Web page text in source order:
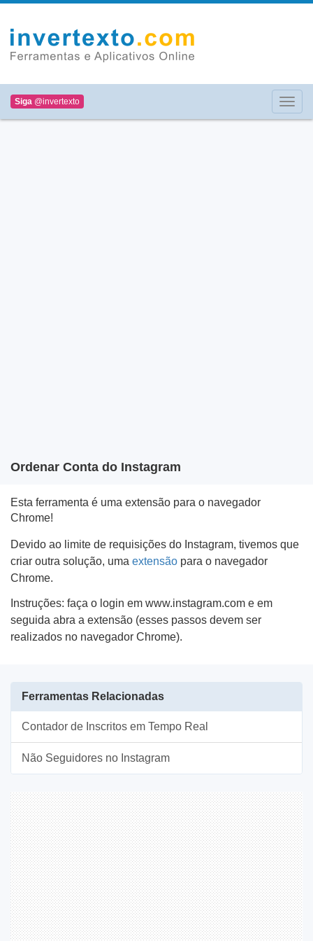
Siga @invertexto
Ordenar Conta do Instagram
Esta ferramenta é uma extensão para o navegador
Chrome!
Devido ao limite de requisições do Instagram, tivemos que
criar outra solução, uma extensão para o navegador
Chrome.
Instruções: faça o login em www.instagram.com e em
seguida abra a extensão (esses passos devem ser
realizados no navegador Chrome).
Ferramentas Relacionadas
Contador de Inscritos em Tempo Real
Não Seguidores no Instagram